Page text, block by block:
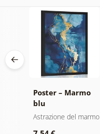
Poster – Marmo
blu
Astrazione del marmo